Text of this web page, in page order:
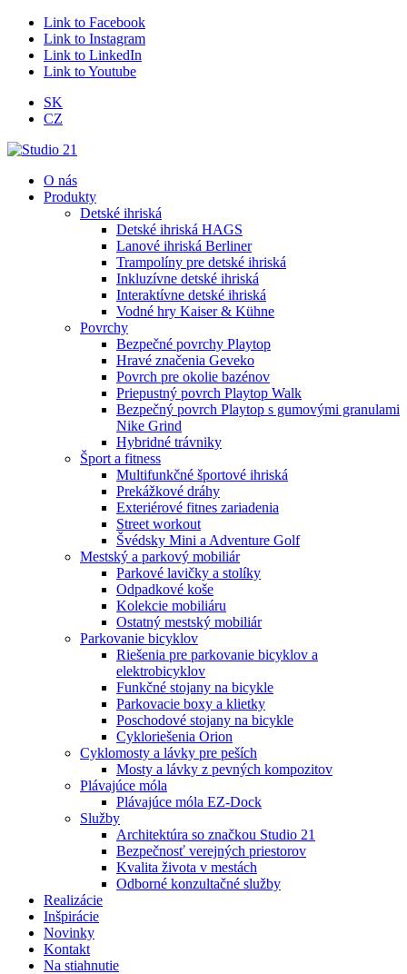
Link to Facebook
Link to Instagram
Link to LinkedIn
Link to Youtube
SK
CZ
O nás
Produkty
Detské ihriská
Detské ihriská HAGS
Lanové ihriská Berliner
Trampolíny pre detské ihriská
Inkluzívne detské ihriská
Interaktívne detské ihriská
Vodné hry Kaiser & Kühne
Povrchy
Bezpečné povrchy Playtop
Hravé značenia Geveko
Povrch pre okolie bazénov
Priepustný povrch Playtop Walk
Bezpečný povrch Playtop s gumovými granulami
Nike Grind
Hybridné trávniky
Šport a fitness
Multifunkčné športové ihriská
Prekážkové dráhy
Exteriérové fitnes zariadenia
Street workout
Švédsky Mini a Adventure Golf
Mestský a parkový mobiliár
Parkové lavičky a stolíky
Odpadkové koše
Kolekcie mobiliáru
Ostatný mestský mobiliár
Parkovanie bicyklov
Riešenia pre parkovanie bicyklov a
elektrobicyklov
Funkčné stojany na bicykle
Parkovacie boxy a klietky
Poschodové stojany na bicykle
Cykloriešenia Orion
Cyklomosty a lávky pre peších
Mosty a lávky z pevných kompozitov
Plávajúce móla
Plávajúce móla EZ-Dock
Služby
Architektúra so značkou Studio 21
Bezpečnosť verejných priestorov
Kvalita života v mestách
Odborné konzultačné služby
Realizácie
Inšpirácie
Novinky
Kontakt
Na stiahnutie